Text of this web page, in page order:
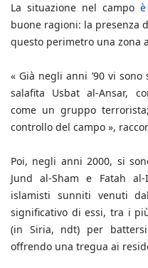
La situazione nel campo
buone ragioni: la presenza
questo perimetro una zona
« Già negli anni ’90 vi
salafita Usbat al-Ansar,
come un gruppo
controllo del campo »,
Poi, negli anni 2000, si
Jund al-Sham e Fatah
islamisti sunniti venuti
significativo di essi, tra i
(in Siria, ndt) per
offrendo una tregua ai